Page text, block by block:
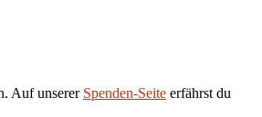
Auf unserer Spenden-Seite erfährst du